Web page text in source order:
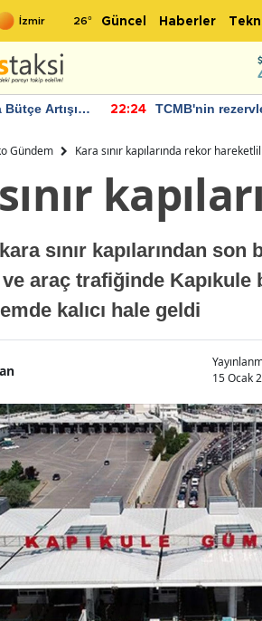
26° Güncel Haberler
Artışı
22:24
TCMB'nin
Gündem Kara sınır kapılarında rekor
sınır kapılarından
araç trafiğinde Kapıkule
kalıcı hale geldi
15 Ocak